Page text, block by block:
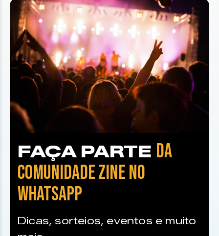
FAÇA PARTE DA
COMUNIDADE ZINE NO
WHATSAPP
Dicas, sorteios, eventos e muito